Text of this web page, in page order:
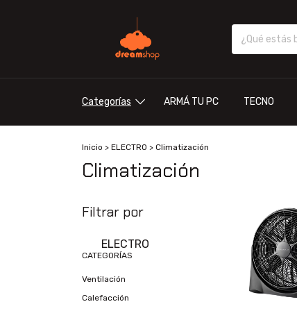
Categorías ARMÁ TU PC TECNO
Inicio > ELECTRO > Climatización
Climatización
Filtrar por
ELECTRO
CATEGORÍAS
Ventilación
Calefacción